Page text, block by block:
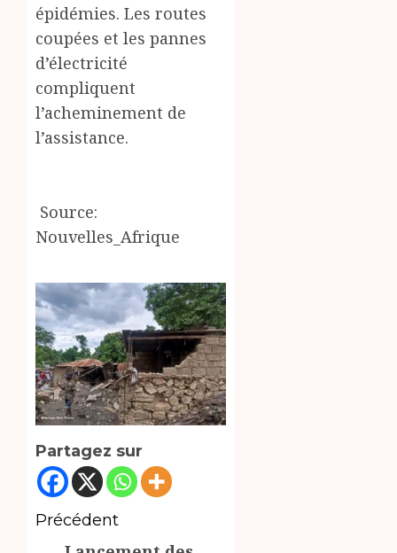
épidémies. Les routes
coupées et les pannes
d’électricité
compliquent
l’acheminement de
l’assistance.
‎ Source:
Nouvelles_Afrique
Partagez sur
Navigation
Précédent